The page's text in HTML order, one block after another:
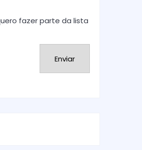
fazer parte da lista